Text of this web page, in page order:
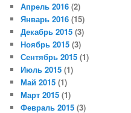
Апрель 2016 (2)
Январь 2016 (15)
Декабрь 2015 (3)
Ноябрь 2015 (3)
Сентябрь 2015 (1)
Июль 2015 (1)
Май 2015 (1)
Март 2015 (1)
Февраль 2015 (3)